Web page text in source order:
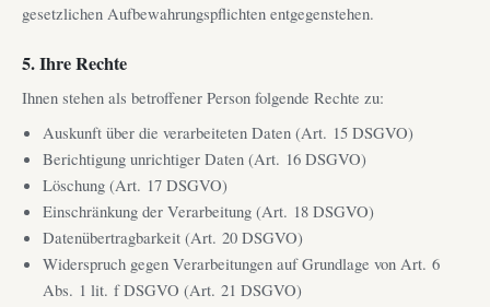
gesetzlichen Aufbewahrungspflichten entgegenstehen.
5. Ihre Rechte
Ihnen stehen als betroffener Person folgende Rechte zu:
Auskunft über die verarbeiteten Daten (Art. 15 DSGVO)
Berichtigung unrichtiger Daten (Art. 16 DSGVO)
Löschung (Art. 17 DSGVO)
Einschränkung der Verarbeitung (Art. 18 DSGVO)
Datenübertragbarkeit (Art. 20 DSGVO)
Widerspruch gegen Verarbeitungen auf Grundlage von Art. 6
Abs. 1 lit. f DSGVO (Art. 21 DSGVO)